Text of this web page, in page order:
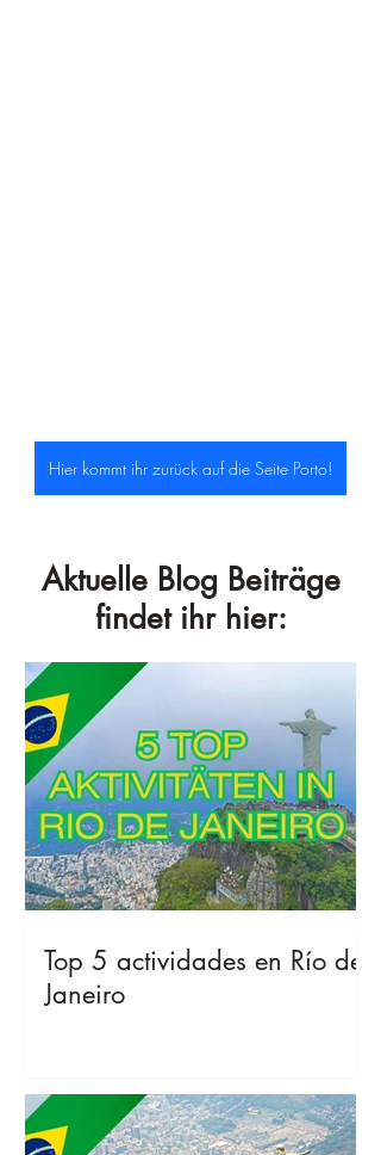
Hier kommt ihr zurück auf die Seite Porto!
Aktuelle Blog Beiträge
findet ihr hier:
Top 5 actividades en Río de
Janeiro